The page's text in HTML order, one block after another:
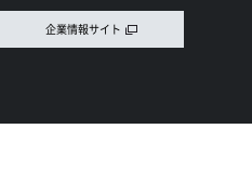
企業情報サイト